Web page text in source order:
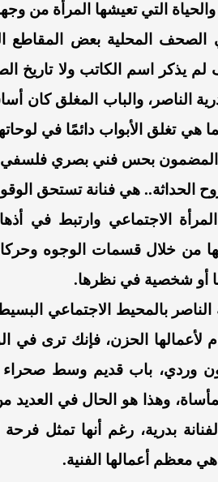
التي تعيشها المرأة من
المحلية بعض المقاطع
لم يذكر اسم الكاتب ولا تاريخ
الناصر، والباب المغلق كان
هي تغلق الأبواب دائمًا في
المضمون بحس فني بصري
الاجتماعي وارتبط في
من خلال قسمات الوجوه
أو شخصية في نظرها.
بالمحيط الاجتماعي
لأعمالها الحزن، فإنك ترى
وردي، باب قديم وسط صحراء
وهذا هو الحال في العديد
بدرية، رغم أنها تمثل
معظم أعمالها الفنية.